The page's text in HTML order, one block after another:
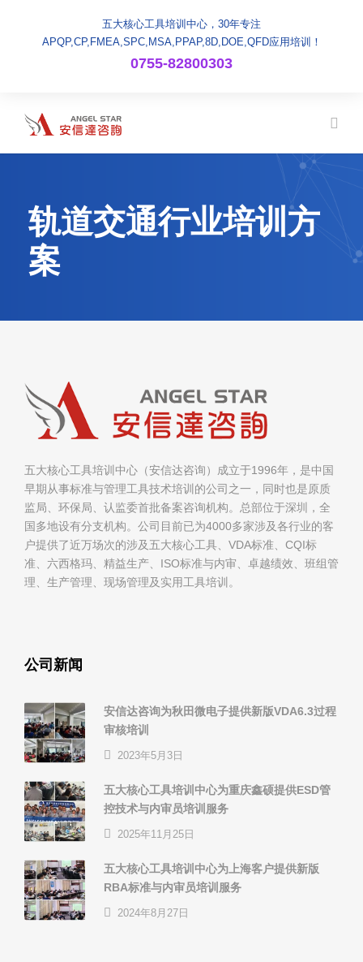
五大核心工具培训中心，30年专注
APQP,CP,FMEA,SPC,MSA,PPAP,8D,DOE,QFD应用培训！
0755-82800303
轨道交通行业培训方
案
五大核心工具培训中心（安信达咨询）成立于1996年，是中国
早期从事标准与管理工具技术培训的公司之一，同时也是原质
监局、环保局、认监委首批备案咨询机构。总部位于深圳，全
国多地设有分支机构。公司目前已为4000多家涉及各行业的客
户提供了近万场次的涉及五大核心工具、VDA标准、CQI标
准、六西格玛、精益生产、ISO标准与内审、卓越绩效、班组管
理、生产管理、现场管理及实用工具培训。
公司新闻
安信达咨询为秋田微电子提供新版VDA6.3过程
审核培训
2023年5月3日
五大核心工具培训中心为重庆鑫硕提供ESD管
控技术与内审员培训服务
2025年11月25日
五大核心工具培训中心为上海客户提供新版
RBA标准与内审员培训服务
2024年8月27日